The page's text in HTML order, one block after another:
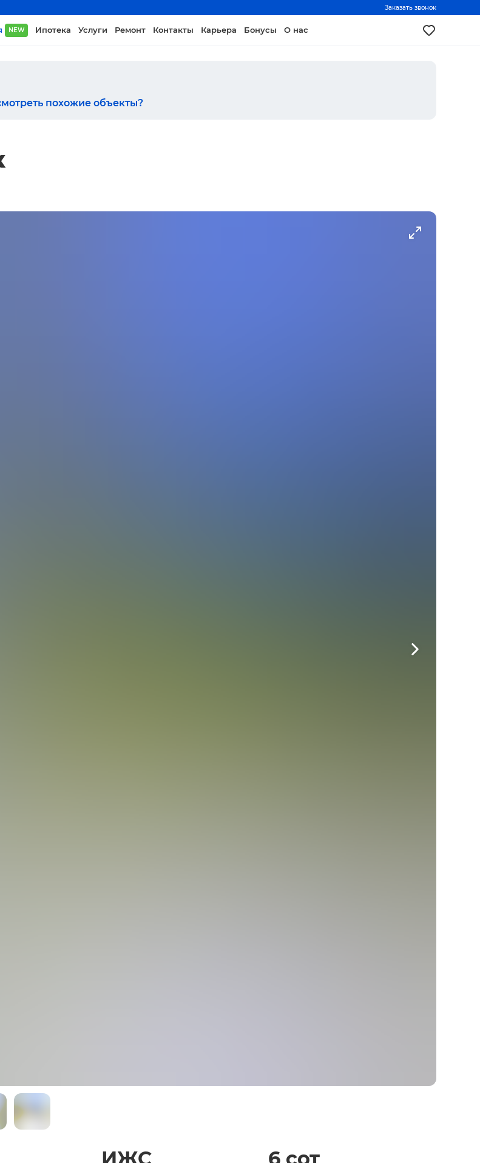
Заказать звонок
NEW Ипотека Услуги Ремонт Контакты Карьера Бонусы О нас
похожие объекты?